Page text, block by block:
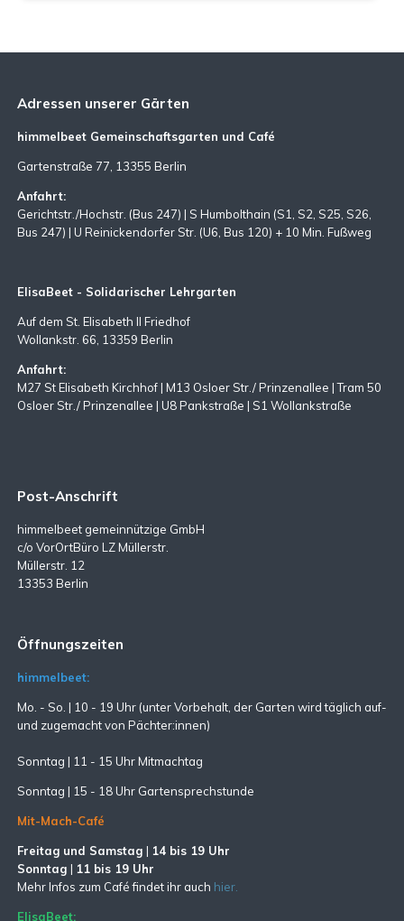
Adressen unserer Gärten
himmelbeet Gemeinschaftsgarten und Café
Gartenstraße 77, 13355 Berlin
Anfahrt:
Gerichtstr./Hochstr. (Bus 247) | S Humbolthain (S1, S2, S25, S26,
Bus 247) | U Reinickendorfer Str. (U6, Bus 120) + 10 Min. Fußweg
ElisaBeet - Solidarischer Lehrgarten
Auf dem St. Elisabeth II Friedhof
Wollankstr. 66, 13359 Berlin
Anfahrt:
M27 St Elisabeth Kirchhof | M13 Osloer Str./ Prinzenallee | Tram 50
Osloer Str./ Prinzenallee | U8 Pankstraße | S1 Wollankstraße
Post-Anschrift
himmelbeet gemeinnützige GmbH
c/o VorOrtBüro LZ Müllerstr.
Müllerstr. 12
13353 Berlin
Öffnungszeiten
himmelbeet:
Mo. - So. | 10 - 19 Uhr (unter Vorbehalt, der Garten wird täglich auf-
und zugemachtvon Pächter:innen)
Sonntag | 11 - 15 Uhr Mitmachtag
Sonntag | 15 - 18 Uhr Gartensprechstunde
Mit-Mach-Café
Freitag und Samstag | 14 bis 19 Uhr
Sonntag | 11 bis 19 Uhr
Mehr Infos zum Café findet ihr auch hier.
ElisaBeet: